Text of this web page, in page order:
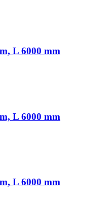
L 6000 mm
L 6000 mm
L 6000 mm